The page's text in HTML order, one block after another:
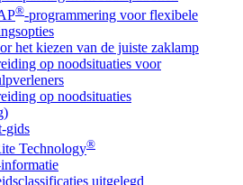
®-programmering voor flexibele
het kiezen van de juiste zaklamp
op noodsituaties voor
op noodsituaties
gids
Technology®
uitgelegd